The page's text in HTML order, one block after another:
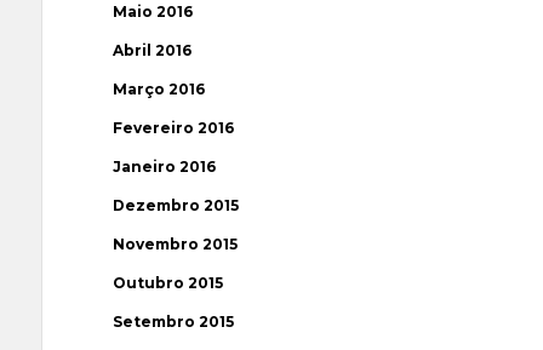
Maio 2016
Abril 2016
Março 2016
Fevereiro 2016
Janeiro 2016
Dezembro 2015
Novembro 2015
Outubro 2015
Setembro 2015